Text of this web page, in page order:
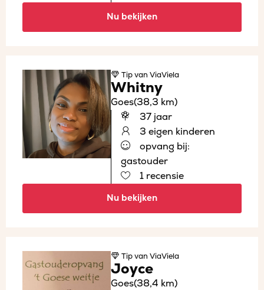
Nu bekijken
Tipvan ViaViela
Whitny
Goes(38,3 km)
37 jaar
3 eigen kinderen
opvang bij:
gastouder
1 recensie
Nu bekijken
Tipvan ViaViela
Joyce
Goes(38,4 km)